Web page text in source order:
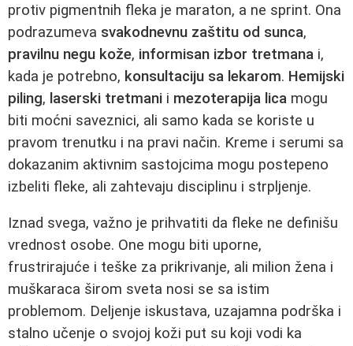
protiv pigmentnih fleka je maraton, a ne sprint. Ona
podrazumeva svakodnevnu zaštitu od sunca,
pravilnu negu kože, informisan izbor tretmana i,
kada je potrebno, konsultaciju sa lekarom. Hemijski
piling, laserski tretmani i mezoterapija lica mogu
biti moćni saveznici, ali samo kada se koriste u
pravom trenutku i na pravi način. Kreme i serumi sa
dokazanim aktivnim sastojcima mogu postepeno
izbeliti fleke, ali zahtevaju disciplinu i strpljenje.
Iznad svega, važno je prihvatiti da fleke ne definišu
vrednost osobe. One mogu biti uporne,
frustrirajuće i teške za prikrivanje, ali milion žena i
muškaraca širom sveta nosi se sa istim
problemom. Deljenje iskustava, uzajamna podrška i
stalno učenje o svojoj koži put su koji vodi ka